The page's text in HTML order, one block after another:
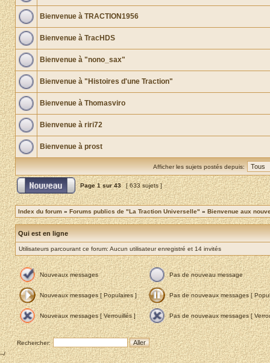
Bienvenue à TRACTION1956
Bienvenue à TracHDS
Bienvenue à "nono_sax"
Bienvenue à "Histoires d'une Traction"
Bienvenue à Thomasviro
Bienvenue à riri72
Bienvenue à prost
Afficher les sujets postés depuis:
Page1sur43 [ 633 sujets ]
Index du forum » Forums publics de "La Traction Universelle" » Bienvenue aux
Qui est en ligne
Utilisateurs parcourant ce forum: Aucun utilisateur enregistré et 14 invités
Nouveaux messages Pas de nouveau message
Nouveaux messages [ Populaires ] Pas de nouveaux messages [
Nouveaux messages [ Verrouillés ] Pas de nouveaux messages [
Rechercher:
--/